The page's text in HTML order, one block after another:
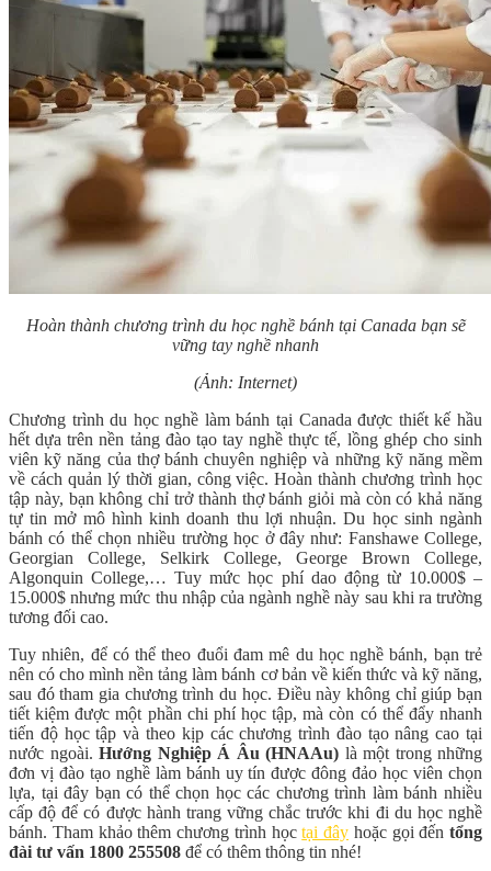
Hoàn thành chương trình du học nghề bánh tại Canada bạn sẽ
vững tay nghề nhanh
(Ảnh: Internet)
Chương trình du học nghề làm bánh tại Canada được thiết kế hầu
hết dựa trên nền tảng đào tạo tay nghề thực tế, lồng ghép cho sinh
viên kỹ năng của thợ bánh chuyên nghiệp và những kỹ năng mềm
về cách quản lý thời gian, công việc. Hoàn thành chương trình học
tập này, bạn không chỉ trở thành thợ bánh giỏi mà còn có khả năng
tự tin mở mô hình kinh doanh thu lợi nhuận. Du học sinh ngành
bánh có thể chọn nhiều trường học ở đây như: Fanshawe College,
Georgian College, Selkirk College, George Brown College,
Algonquin College,… Tuy mức học phí dao động từ 10.000$ –
15.000$ nhưng mức thu nhập của ngành nghề này sau khi ra trường
tương đối cao.
Tuy nhiên, để có thể theo đuổi đam mê du học nghề bánh, bạn trẻ
nên có cho mình nền tảng làm bánh cơ bản về kiến thức và kỹ năng,
sau đó tham gia chương trình du học. Điều này không chỉ giúp bạn
tiết kiệm được một phần chi phí học tập, mà còn có thể đẩy nhanh
tiến độ học tập và theo kịp các chương trình đào tạo nâng cao tại
nước ngoài. Hướng Nghiệp Á Âu (HNAAu) là một trong những
đơn vị đào tạo nghề làm bánh uy tín được đông đảo học viên chọn
lựa, tại đây bạn có thể chọn học các chương trình làm bánh nhiều
cấp độ để có được hành trang vững chắc trước khi đi du học nghề
bánh. Tham khảo thêm chương trình họctại đây hoặc gọi đến tổng
đài tư vấn 1800 255508 để có thêm thông tin nhé!